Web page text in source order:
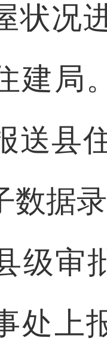
状况
建
送县
数据
级审
处上